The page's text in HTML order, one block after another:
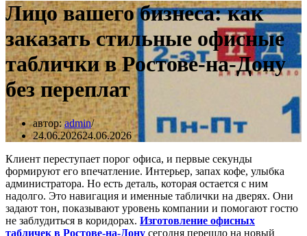
Лицо вашего бизнеса: как
заказать стильные офисные
таблички в Ростове-на-Дону
без переплат
автор:admin
24.06.202624.06.2026
Клиент переступает порог офиса, и первые секунды
формируют его впечатление. Интерьер, запах кофе, улыбка
администратора. Но есть деталь, которая остается с ним
надолго. Это навигация и именные таблички на дверях. Они
задают тон, показывают уровень компании и помогают гостю
не заблудиться в коридорах. Изготовление офисных
табличек в Ростове-на-Дону сегодня перешло на новый